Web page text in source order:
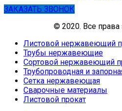
ЗАКАЗАТЬ ЗВОНОК
© 2020. Все
Листовой нержавеющий
Трубы нержавеющие
Сортовой нержавеющий
Трубопроводная и
Сетка нержавеющая
Сварочные материалы
Листовой прокат